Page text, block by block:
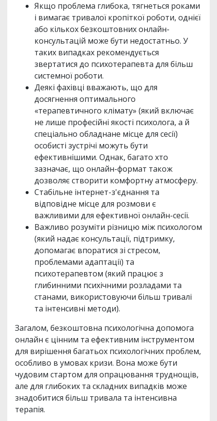
Якщо проблема глибока, тягнеться роками
і вимагає тривалої кропіткої роботи, однієї
або кількох безкоштовних онлайн-
консультацій може бути недостатньо. У
таких випадках рекомендується
звертатися до психотерапевта для більш
системної роботи.
Деякі фахівці вважають, що для
досягнення оптимального
«терапевтичного клімату» (який включає
не лише професійні якості психолога, а й
спеціально обладнане місце для сесії)
особисті зустрічі можуть бути
ефективнішими. Однак, багато хто
зазначає, що онлайн-формат також
дозволяє створити комфортну атмосферу.
Стабільне інтернет-з'єднання та
відповідне місце для розмови є
важливими для ефективної онлайн-сесії.
Важливо розуміти різницю між психологом
(який надає консультації, підтримку,
допомагає впоратися зі стресом,
проблемами адаптації) та
психотерапевтом (який працює з
глибинними психічними розладами та
станами, використовуючи більш тривалі
та інтенсивні методи).
Загалом, безкоштовна психологічна допомога
онлайн є цінним та ефективним інструментом
для вирішення багатьох психологічних проблем,
особливо в умовах кризи. Вона може бути
чудовим стартом для опрацювання труднощів,
але для глибоких та складних випадків може
знадобитися більш тривала та інтенсивна
терапія.